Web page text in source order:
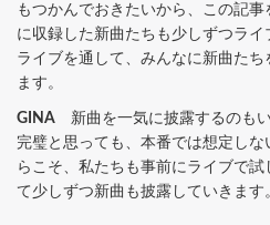
もつかんでおきたいから、この記
に収録した新曲たちも少しずつラ
ライブを通して、みんなに新曲た
ます。
GINA 新曲を一気に披露するのも
完璧と思っても、本番では想定し
らこそ、私たちも事前にライブで
て少しずつ新曲も披露していきます